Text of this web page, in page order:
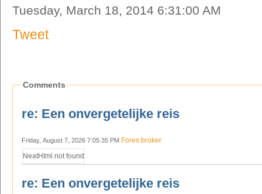
Tuesday, March 18, 2014 6:31:00 AM
Tweet
Comments
re: Een onvergetelijke reis
Friday, August 7, 2026 7:05:35 PM Forex broker
NeatHtml not found
re: Een onvergetelijke reis